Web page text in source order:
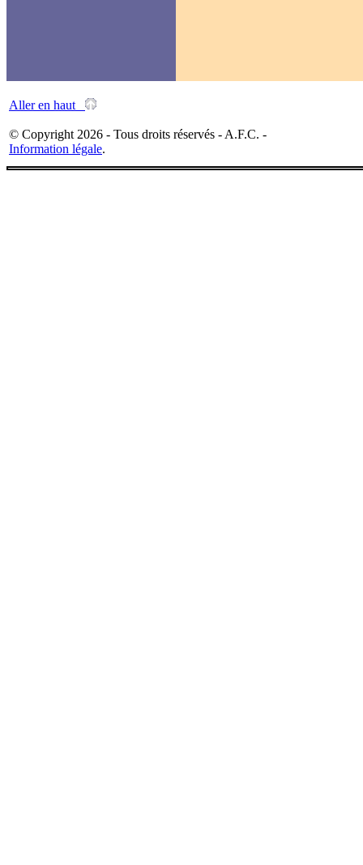
Aller en haut
© Copyright 2026 - Tous droits réservés - A.F.C. -
Information légale.